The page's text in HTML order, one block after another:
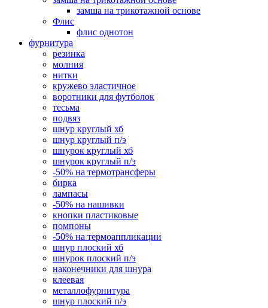
замша на трикотажной основе
Флис
флис однотон
фурнитура
резинка
молния
нитки
кружево эластичное
воротники для футболок
тесьма
подвяз
шнур круглый хб
шнур круглый п/э
шнурок круглый хб
шнурок круглый п/э
-50% на термотрансферы
бирка
лампасы
-50% на нашивки
кнопки пластиковые
помпоны
-50% на термоаппликации
шнур плоский хб
шнурок плоский п/э
наконечники для шнура
клеевая
металлофурнитура
шнур плоский п/э